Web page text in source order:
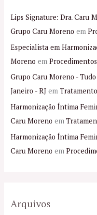
Lips Signature: Dra. Caru
Grupo Caru Moreno em
Especialista em
Moreno em
Grupo Caru Moreno -
Janeiro - RJ em
Harmonização Íntima
Caru Moreno em
Harmonização Íntima
Caru Moreno em
Arquivos